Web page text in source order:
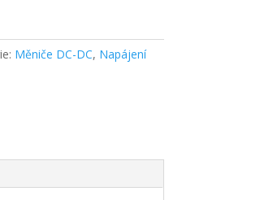
Měniče DC-DC, Napájení